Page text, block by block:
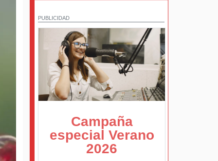
PUBLICIDAD
Campaña
especial Verano
2026